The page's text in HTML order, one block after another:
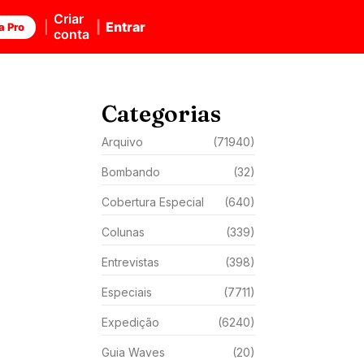
Pro
Criar
conta
Entrar
Categorias
Arquivo (71940)
Bombando (32)
Cobertura Especial (640)
Colunas (339)
Entrevistas (398)
Especiais (7711)
Expedição (6240)
Guia Waves (20)